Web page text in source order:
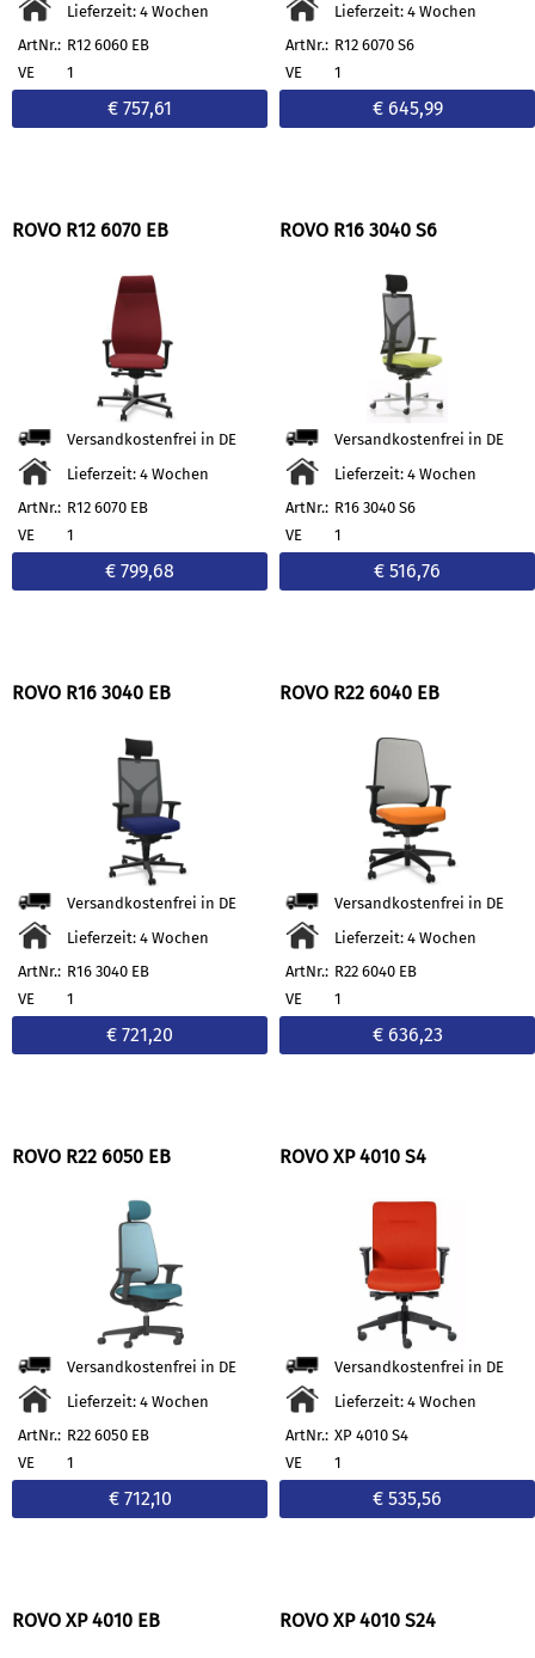
Lieferzeit: 4 Wochen
ArtNr.: R12 6060 EB
VE
1
€ 757,61
Lieferzeit: 4 Wochen
ArtNr.: R12 6070 S6
VE
1
€ 645,99
ROVO R12 6070 EB
Versandkostenfrei in DE
Lieferzeit: 4 Wochen
ArtNr.: R12 6070 EB
VE
1
€ 799,68
ROVO R16 3040 S6
Versandkostenfrei in DE
Lieferzeit: 4 Wochen
ArtNr.: R16 3040 S6
VE
1
€ 516,76
ROVO R16 3040 EB
Versandkostenfrei in DE
Lieferzeit: 4 Wochen
ArtNr.: R16 3040 EB
VE
1
€ 721,20
ROVO R22 6040 EB
Versandkostenfrei in DE
Lieferzeit: 4 Wochen
ArtNr.: R22 6040 EB
VE
1
€ 636,23
ROVO R22 6050 EB
Versandkostenfrei in DE
Lieferzeit: 4 Wochen
ArtNr.: R22 6050 EB
VE
1
€ 712,10
ROVO XP 4010 S4
Versandkostenfrei in DE
Lieferzeit: 4 Wochen
ArtNr.: XP 4010 S4
VE
1
€ 535,56
ROVO XP 4010 EB ROVO XP 4010 S24